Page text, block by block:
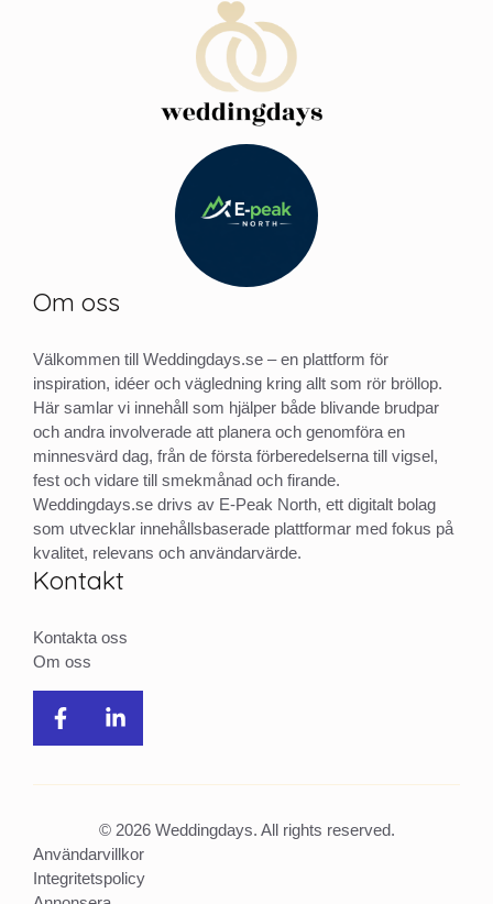
Om oss
Välkommen till Weddingdays.se – en plattform för
inspiration, idéer och vägledning kring allt som rör bröllop.
Här samlar vi innehåll som hjälper både blivande brudpar
och andra involverade att planera och genomföra en
minnesvärd dag, från de första förberedelserna till vigsel,
fest och vidare till smekmånad och firande.
Weddingdays.se drivs av E-Peak North, ett digitalt bolag
som utvecklar innehållsbaserade plattformar med fokus på
kvalitet, relevans och användarvärde.
Kontakt
Kontakta oss
Om oss
© 2026 Weddingdays. All rights reserved.
Användarvillkor
Integritetspolicy